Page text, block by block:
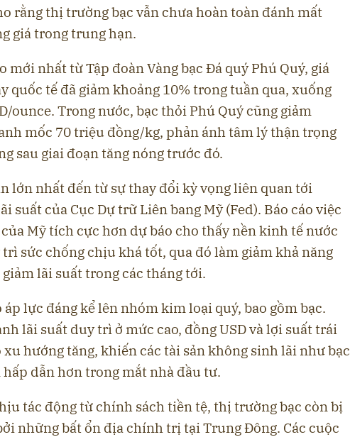
rằng thị trường bạc vẫn chưa hoàn toàn đánh mất
giá trong trung hạn.
mới nhất từ Tập đoàn Vàng bạc Đá quý Phú Quý, giá
quốc tế đã giảm khoảng 10% trong tuần qua, xuống
ounce. Trong nước, bạc thỏi Phú Quý cũng giảm
mốc 70 triệu đồng/kg, phản ánh tâm lý thận trọng
sau giai đoạn tăng nóng trước đó.
lớn nhất đến từ sự thay đổi kỳ vọng liên quan tới
suất của Cục Dự trữ Liên bang Mỹ (Fed). Báo cáo việc
Mỹ tích cực hơn dự báo cho thấy nền kinh tế nước
trì sức chống chịu khá tốt, qua đó làm giảm khả năng
giảm lãi suất trong các tháng tới.
lực đáng kể lên nhóm kim loại quý, bao gồm bạc.
lãi suất duy trì ở mức cao, đồng USD và lợi suất trái
hướng tăng, khiến các tài sản không sinh lãi như bạc
dẫn hơn trong mắt nhà đầu tư.
tác động từ chính sách tiền tệ, thị trường bạc còn bị
những bất ổn địa chính trị tại Trung Đông. Các cuộc